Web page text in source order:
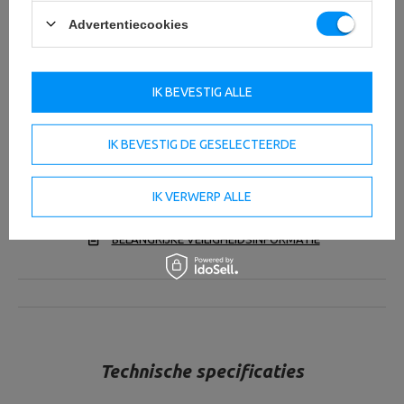
BELANGRIJKE VEILIGHEIDSINFORMATIE
Technische specificaties
Advertentiecookies
IK BEVESTIG DE GESELECTEERDE
IK VERWERP ALLE
IK BEVESTIG ALLE